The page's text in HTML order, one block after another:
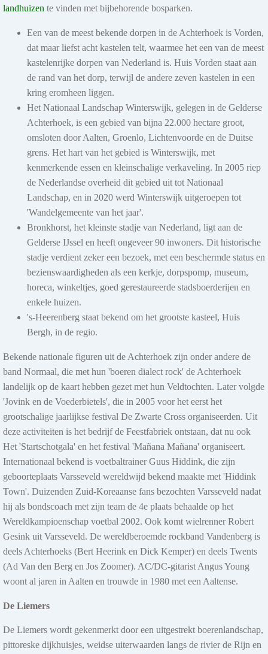
Kermis en Schuttersfeest in Spijk
Van donderdag 6 t/m zondag 9 augustus vindt het Schuttersfeest Spijk
plaats. Samen met de kermis staat Spijk vier dagen...
7 t/m 9 aug 2026
Spikker Countryfestival in Zevenaar
Van vrijdag 7 t/m zondag 9 augustus vindt in Zevenaar het Spikker
Countryfestival plaats. Tijdens dit weekend staan...
7 & 8 aug 2026
Filmweide Openluchtbioscoop in Zelhem
Op vrijdag 7 en zaterdag 8 augustus organiseert de Filmweide twee
openluchtfilmavonden op het terrein van...
8 aug 2026
Buiten Bios in Lochem
Op zaterdag 8 augustus wordt op de Kleine Markt in Lochem om
22.00 uur de tweede editie van Buiten Bios Lochem...
Meer info
9 aug 2026
Vlooienmarkt in Duiven
Op zondag 9 augustus organiseert Animo Vlooienmarkten een grote
vlooienmarkt in het Horsterpark in Duiven. Bezoekers...
Voor meer ga naar de Evenementen Agenda
landhuizen te vinden met bijbehorende bosparken.
Een van de meest bekende dorpen in de Achterhoek is Vorden,
dat maar liefst acht kastelen telt, waarmee het een van de meest
kastelenrijke dorpen van Nederland is. Huis Vorden staat aan
de rand van het dorp, terwijl de andere zeven kastelen in een
kring eromheen liggen.
Het Nationaal Landschap Winterswijk, gelegen in de Gelderse
Achterhoek, is een gebied van bijna 22.000 hectare groot,
omsloten door Aalten, Groenlo, Lichtenvoorde en de Duitse
grens. Het hart van het gebied is Winterswijk, met
kenmerkende essen en kleinschalige verkaveling. In 2005 riep
de Nederlandse overheid dit gebied uit tot Nationaal
Landschap, en in 2020 werd Winterswijk uitgeroepen tot
'Wandelgemeente van het jaar'.
Bronkhorst, het kleinste stadje van Nederland, ligt aan de
Gelderse IJssel en heeft ongeveer 90 inwoners. Dit historische
stadje verdient zeker een bezoek, met een beschermde status en
bezienswaardigheden als een kerkje, dorpspomp, museum,
horeca, winkeltjes, goed gerestaureerde stadsboerderijen en
enkele huizen.
's-Heerenberg staat bekend om het grootste kasteel, Huis
Bergh, in de regio.
Bekende nationale figuren uit de Achterhoek zijn onder andere de
band Normaal, die met hun 'boeren dialect rock' de Achterhoek
landelijk op de kaart hebben gezet met hun Veldtochten. Later volgde
'Jovink en de Voederbietels', die in 2005 voor het eerst het
grootschalige jaarlijkse festival De Zwarte Cross organiseerden. Uit
deze activiteiten is het bedrijf de Feestfabriek ontstaan, dat nu ook
Het 'Startschotgala' en het festival 'Mañana Mañana' organiseert.
Internationaal bekend is voetbaltrainer Guus Hiddink, die zijn
geboorteplaats Varsseveld wereldwijd bekend maakte met 'Hiddink
Town'. Duizenden Zuid-Koreaanse fans bezochten Varsseveld nadat
hij als bondscoach met zijn team de 4e plaats behaalde op het
Wereldkampioenschap voetbal 2002. Ook komt wielrenner Robert
Gesink uit Varsseveld. De wereldberoemde rockband Vandenberg is
deels Achterhoeks (Bert Heerink en Dick Kemper) en deels Twents
(Ad Van den Berg en Jos Zoomer). AC/DC-gitarist Angus Young
woont al jaren in Aalten en trouwde in 1980 met een Aaltense.
De Liemers
De Liemers wordt gekenmerkt door een uitgestrekt boerenlandschap,
pittoreske dijkhuisjes, weidse uiterwaarden langs de rivier de Rijn en